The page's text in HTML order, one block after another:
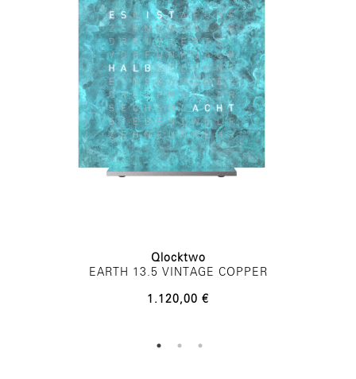
Qlocktwo
EARTH 13.5 VINTAGE COPPER
1.120,00 €